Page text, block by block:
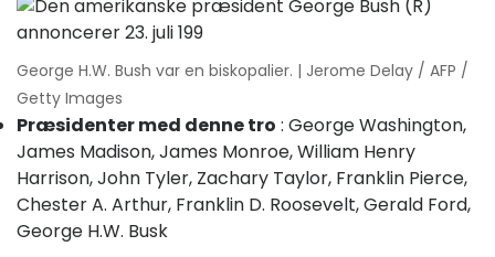
George H.W. Bush var en biskopalier. | Jerome Delay / AFP /
Getty Images
Præsidenter med denne tro : George Washington,
James Madison, James Monroe, William Henry
Harrison, John Tyler, Zachary Taylor, Franklin Pierce,
Chester A. Arthur, Franklin D. Roosevelt, Gerald Ford,
George H.W. Busk